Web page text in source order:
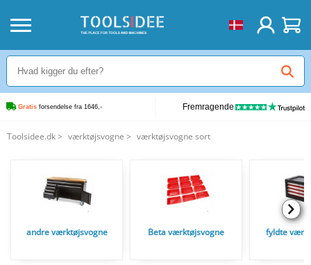
Gratis forsendelse fra 1646,- Fremragende
Toolsidee.dk> værktøjsvogne > værktøjsvogne sort
andre værktøjsvogne Beta værktøjsvogne fyldte